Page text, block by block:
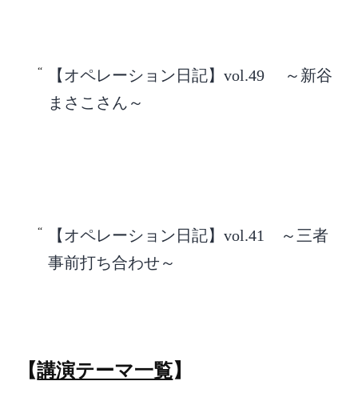
【オペレーション日記】vol.49 ～新谷
まさこさん～
【オペレーション日記】vol.41 ～三者
事前打ち合わせ～
【講演テーマ一覧】